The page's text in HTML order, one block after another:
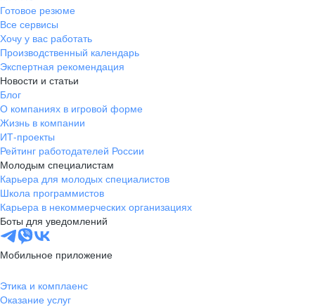
Готовое резюме
Все сервисы
Хочу у вас работать
Производственный календарь
Экспертная рекомендация
Новости и статьи
Блог
О компаниях в игровой форме
Жизнь в компании
ИТ-проекты
Рейтинг работодателей России
Молодым специалистам
Карьера для молодых специалистов
Школа программистов
Карьера в некоммерческих организациях
Боты для уведомлений
Мобильное приложение
Этика и комплаенс
Оказание услуг